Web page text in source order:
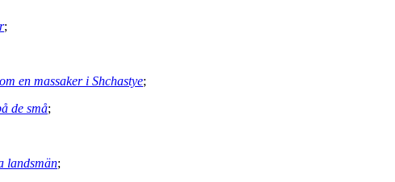
;
en massaker i Shchastye;
de små;
landsmän;